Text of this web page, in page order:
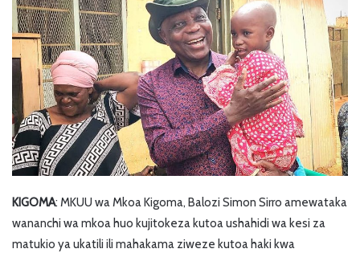
KIGOMA: MKUU wa Mkoa Kigoma, Balozi Simon Sirro amewataka
wananchi wa mkoa huo kujitokeza kutoa ushahidi wa kesi za
matukio ya ukatili ili mahakama ziweze kutoa haki kwa